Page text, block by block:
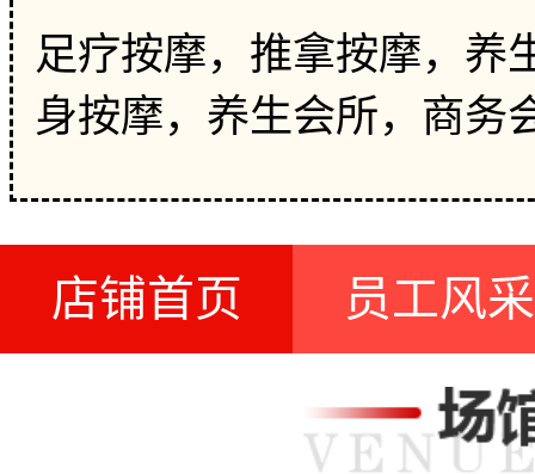
足疗按摩，推拿按摩，养
身按摩，养生会所，商务
店铺首页 员工风采